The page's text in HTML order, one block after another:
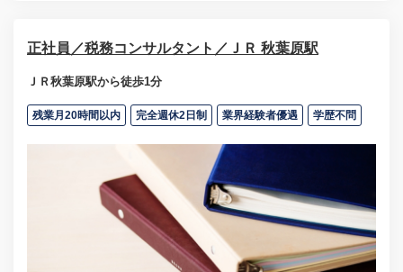
正社員／税務コンサルタント／ＪＲ 秋葉原駅
ＪＲ秋葉原駅から徒歩1分
残業月20時間以内 完全週休2日制 業界経験者優遇 学歴不問